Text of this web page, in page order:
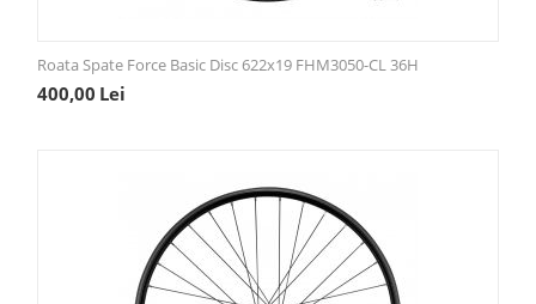
Roata Spate Force Basic Disc 622x19 FHM3050-CL 36H
400,00 Lei